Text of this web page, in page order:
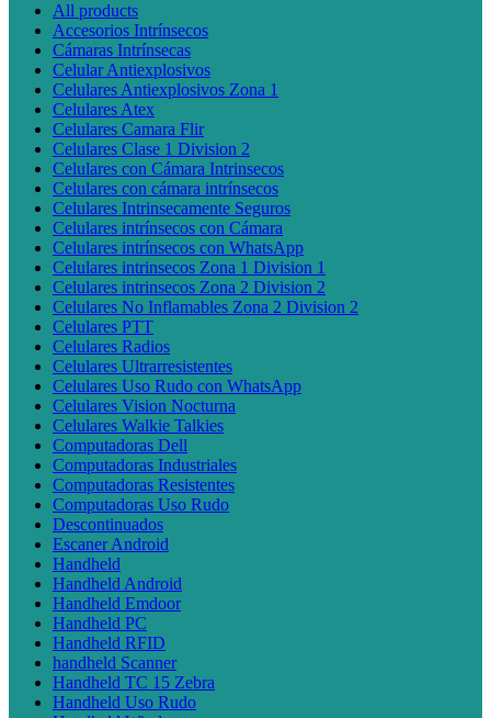
All products
Accesorios Intrínsecos
Cámaras Intrínsecas
Celular Antiexplosivos
Celulares Antiexplosivos Zona 1
Celulares Atex
Celulares Camara Flir
Celulares Clase 1 Division 2
Celulares con Cámara Intrinsecos
Celulares con cámara intrínsecos
Celulares Intrinsecamente Seguros
Celulares intrínsecos con Cámara
Celulares intrínsecos con WhatsApp
Celulares intrinsecos Zona 1 Division 1
Celulares intrinsecos Zona 2 Division 2
Celulares No Inflamables Zona 2 Division 2
Celulares PTT
Celulares Radios
Celulares Ultrarresistentes
Celulares Uso Rudo con WhatsApp
Celulares Vision Nocturna
Celulares Walkie Talkies
Computadoras Dell
Computadoras Industriales
Computadoras Resistentes
Computadoras Uso Rudo
Descontinuados
Escaner Android
Handheld
Handheld Android
Handheld Emdoor
Handheld PC
Handheld RFID
handheld Scanner
Handheld TC 15 Zebra
Handheld Uso Rudo